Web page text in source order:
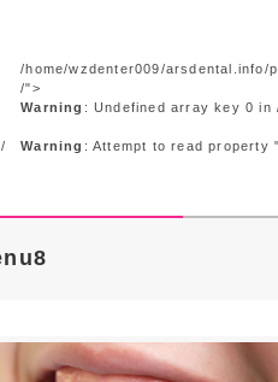
/home/wzdenter009/
/">
Warning : Undefined array key 0 in
Warning : Attempt to read property